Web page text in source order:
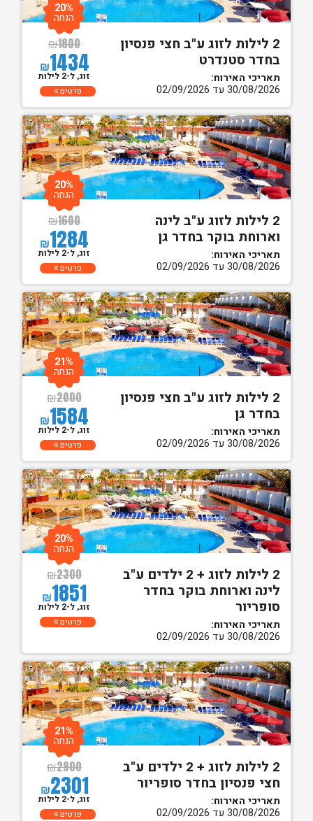
2 לילות לזוג ע"ב חצי פנסיון
בחדר סטנדרט
תאריכי האירוח:
30/08/2026 עד 02/09/2026
₪1800
₪1434
20%
הנחה
זוג, ל-2 לילות
פרטים
2 לילות לזוג ע"ב לינה
וארוחת בוקר בחדר גן
תאריכי האירוח:
30/08/2026 עד 02/09/2026
₪1600
₪1284
20%
הנחה
זוג, ל-2 לילות
פרטים
2 לילות לזוג ע"ב חצי פנסיון
בחדר גן
תאריכי האירוח:
30/08/2026 עד 02/09/2026
₪2000
₪1584
21%
הנחה
זוג, ל-2 לילות
פרטים
2 לילות לזוג + 2 ילדים ע"ב
לינה וארוחת בוקר בחדר
סופריור
תאריכי האירוח:
30/08/2026 עד 02/09/2026
₪2300
₪1851
20%
הנחה
זוג, ל-2 לילות
פרטים
2 לילות לזוג + 2 ילדים ע"ב
חצי פנסיון בחדר סופריור
תאריכי האירוח:
30/08/2026 עד 02/09/2026
₪2900
₪2301
21%
הנחה
זוג, ל-2 לילות
פרטים